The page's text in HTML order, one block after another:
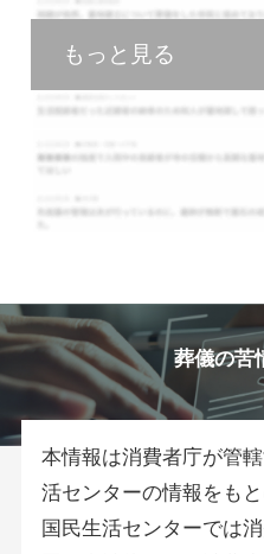
もっと見る
葬儀の苦
本情報は消費者庁が管
活センターの情報をも
国民生活センターでは